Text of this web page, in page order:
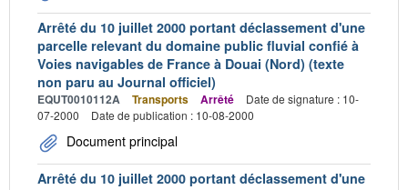
Arrêté du 10 juillet 2000 portant déclassement d'une
parcelle relevant du domaine public fluvial confié à
Voies navigables de France à Douai (Nord) (texte
non paru au Journal officiel)
EQUT0010112A Transports Arrêté
Date de signature : 10-
07-2000
Date de publication : 10-08-2000
Document principal
Arrêté du 10 juillet 2000 portant déclassement d'une